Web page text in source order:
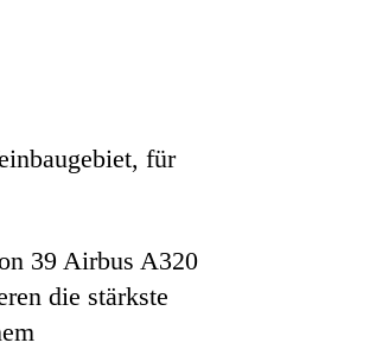
für
39 Airbus A320
die stärkste